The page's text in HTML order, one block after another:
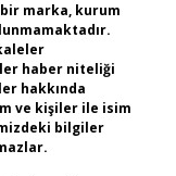
marka, kurum
haber niteliği
hakkında
ve kişiler ile isim
bilgiler